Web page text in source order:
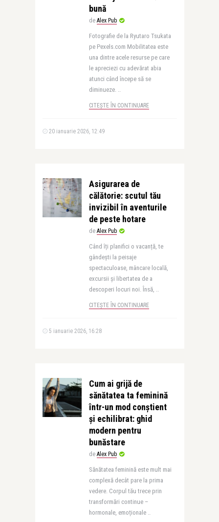
bună
de Alex Pub
Fotografie de la Ryutaro Tsukata
pe Pexels.com Mobilitatea este
una dintre acele resurse pe care
le apreciezi cu adevărat abia
atunci când începe să se
diminueze. ..
CITEȘTE ÎN CONTINUARE
20 ianuarie 2026, 12:49
Asigurarea de
călătorie: scutul tău
invizibil în aventurile
de peste hotare
de Alex Pub
Când îți planifici o vacanță, te
gândești la peisaje
spectaculoase, mâncare locală,
excursii și libertatea de a
descoperi locuri noi. Însă, ..
CITEȘTE ÎN CONTINUARE
5 ianuarie 2026, 16:28
Cum ai grijă de
sănătatea ta feminină
într-un mod conștient
și echilibrat: ghid
modern pentru
bunăstare
de Alex Pub
Sănătatea feminină este mult mai
complexă decât pare la prima
vedere. Corpul tău trece prin
transformări continue –
hormonale, emoționale ..